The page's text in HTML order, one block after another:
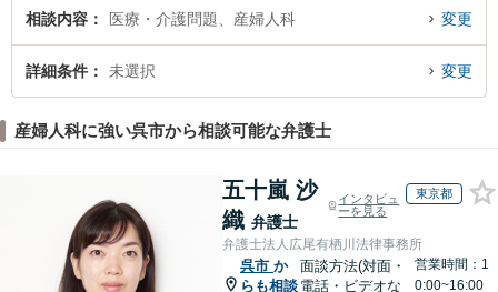
科の訴訟のトラブル解決の実績豊富な近くの弁護士を検索したい』『初回相談
無料で産婦人科の訴訟を法律相談できる呉市内の弁護士に相談予約したい』な
どでお困りの相談者さんにおすすめです。
相談内容 医療・介護問題、産婦人科 変更
詳細条件 未選択 変更
産婦人科に強い呉市から相談可能な弁護士
五十嵐 沙
織 弁護士
インタビュ
ーを見る
東京都
弁護士法人広尾有栖川法律事務所
呉市 か
らも相談
面談方法(対面・
電話・ビデオな
営業時間：1
0:00~16:00